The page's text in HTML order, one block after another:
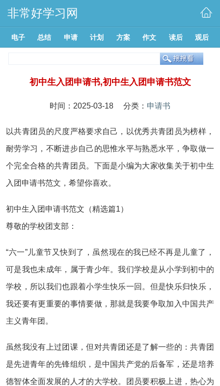
非常好学习网
电子 总结 申请 计划 方案 作文 读后 观后
初中生入团申请书,初中生入团申请书范文
时间：2025-03-18 分类： 申请书
以共青团员的尺度严格要求自己，以优秀共青团员为榜样，
耐劳学习，不断进步自己的思惟水平与熟悉水平，争取做一
个完全合格的共青团员。下面是小编为大家收集关于初中生
入团申请书范文，希望你喜欢。
初中生入团申请书范文（精选篇1）
尊敬的学校团支部：
“六一”儿童节又快到了，虽然现在的我已经不再是儿童了，
可是我也未成年，属于青少年。我们学校是从小学到初中的
学校，所以我们也跟着小学生快乐一回。但是快乐归快乐，
我还要有更重要的事情要做，那就是我要争取加入中国共产
主义青年团。
虽然我没有上过团课，但对共青团还是了解一些的：共青团
是先进青年的先锋组织，是中国共产党的后备军，还是培养
德智体全面发展的人才的大学校。团员要积极上进，热心为